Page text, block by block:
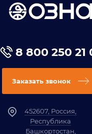
8 800 250 21
Заказать звонок
452607, Россия,
Республика
Башкортостан,